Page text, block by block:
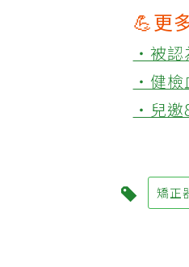
💪更
‧被認
‧健檢
‧兒邀
矯正